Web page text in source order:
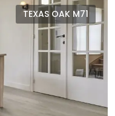
TEXAS OAK M71